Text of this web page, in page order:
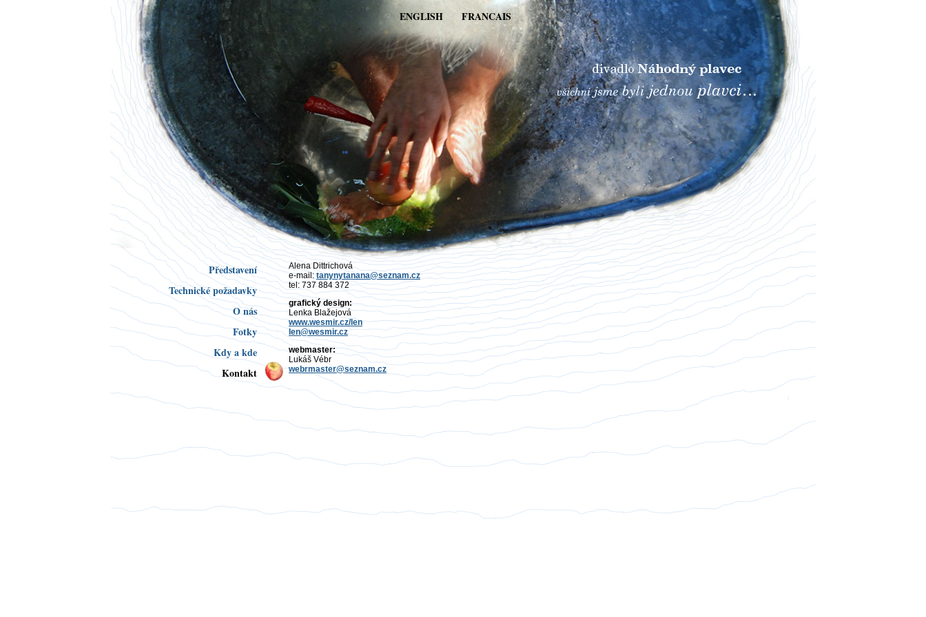
ENGLISH FRANCAIS
Představení
Technické požadavky
O nás
Fotky
Kdy a kde
Kontakt
Alena Dittrichová
e-mail:tanynytanana@seznam.cz
tel: 737 884 372
grafický design:
Lenka Blažejová
www.wesmir.cz/len
len@wesmir.cz
webmaster:
Lukáš Vébr
webrmaster@seznam.cz